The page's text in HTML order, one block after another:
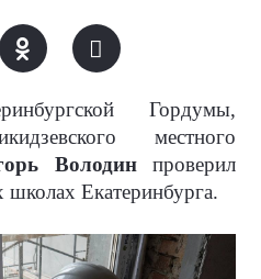
Гордумы,
местного
Володинпроверил
школах Екатеринбурга.